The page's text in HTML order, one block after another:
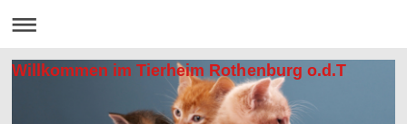
Willkommen im Tierheim Rothenburg o.d.T